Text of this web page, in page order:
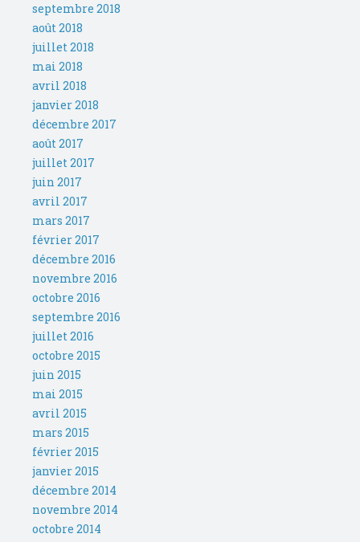
septembre 2018
août 2018
juillet 2018
mai 2018
avril 2018
janvier 2018
décembre 2017
août 2017
juillet 2017
juin 2017
avril 2017
mars 2017
février 2017
décembre 2016
novembre 2016
octobre 2016
septembre 2016
juillet 2016
octobre 2015
juin 2015
mai 2015
avril 2015
mars 2015
février 2015
janvier 2015
décembre 2014
novembre 2014
octobre 2014